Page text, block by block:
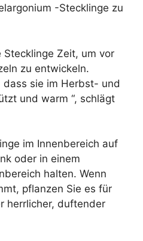
-Stecklinge zu
Stecklinge Zeit, um vor
zu entwickeln.
dass sie im Herbst- und
und warm “, schlägt
im Innenbereich auf
oder in einem
halten. Wenn
pflanzen Sie es für
herrlicher, duftender